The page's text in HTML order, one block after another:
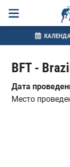
BFT -
Дата
Место